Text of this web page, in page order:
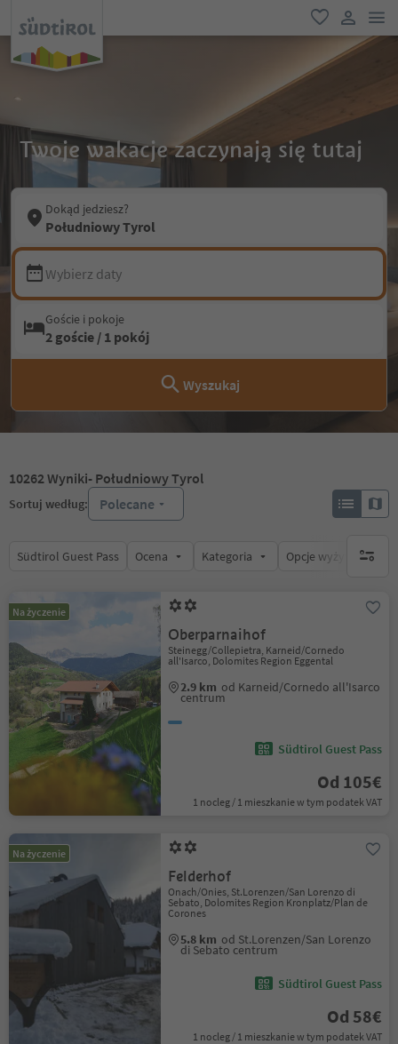
ulubione
link
Twoje wakacje zaczynają się tutaj
Dokąd jedziesz?
Południowy Tyrol
Wybierz daty
Goście i pokoje
2 goście / 1 pokój
Wyszukaj
10262Wyniki- Południowy Tyrol
Sortuj według: Polecane
Südtirol Guest Pass Ocena Kategoria Opcje wyżywieniabrak
Na życzenie
Oberparnaihof
Steinegg/Collepietra, Karneid/Cornedo
all'Isarco, Dolomites Region Eggental
2.9 km od Karneid/Cornedo all'Isarco
centrum
Südtirol Guest Pass
Od 105€
1 nocleg / 1 mieszkanie w tym podatek VAT
Na życzenie
Felderhof
Onach/Onies, St.Lorenzen/San Lorenzo di
Sebato, Dolomites Region Kronplatz/Plan de
Corones
5.8 km od St.Lorenzen/San Lorenzo
di Sebato centrum
Südtirol Guest Pass
Od 58€
1 nocleg / 1 mieszkanie w tym podatek VAT